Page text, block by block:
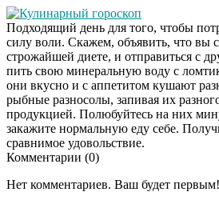
Кулинарный гороскоп
Подходящий день для того, чтобы
силу воли. Скажем, объявить, что вы
строжайшей диете, и отправиться с
пить свою минеральную воду с
они вкусно и с аппетитом кушают
рыбные разносолы, запивая их
продукцией. Полюбуйтесь на них
закажите нормальную еду себе.
сравнимое удовольствие.
Комментарии (0)
Нет комментариев. Ваш будет первым!
Этот танец невесты
Пересмотрела 10 раз